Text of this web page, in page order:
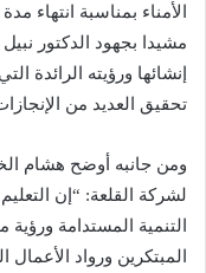
الأمناء بمناسبة انتهاء
مشيدا بجهود الدكتور
تحقيق العديد من
ومن جانبه أوضح هشام
لشركة القلعة: “إن
المبتكرين ورواد